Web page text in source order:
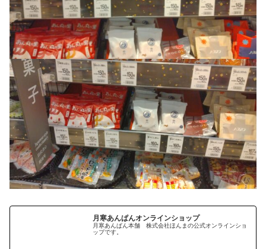
月寒あんぱんオンラインショップ
月寒あんぱん本舗 株式会社ほんまの公式オンラインショ
ップです。